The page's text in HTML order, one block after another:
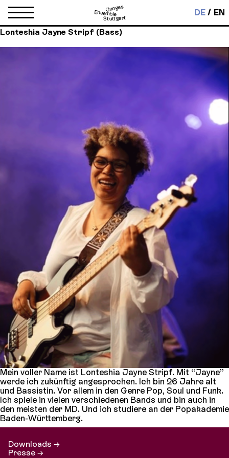
Junges
Ensemble
Stuttgart
DE EN
Lonteshia Jayne Stripf (Bass)
Mein voller Name ist Lonteshia Jayne Stripf. Mit “Jayne”
werde ich zukünftig angesprochen. Ich bin 26 Jahre alt
und Bassistin. Vor allem in den Genre Pop, Soul und Funk.
Ich spiele in vielen verschiedenen Bands und bin auch in
den meisten der MD. Und ich studiere an der Popakademie
Baden-Württemberg.
Downloads →
Presse →